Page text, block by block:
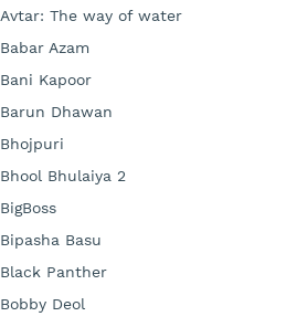
Avtar: The way of water
Babar Azam
Bani Kapoor
Barun Dhawan
Bhojpuri
Bhool Bhulaiya 2
BigBoss
Bipasha Basu
Black Panther
Bobby Deol